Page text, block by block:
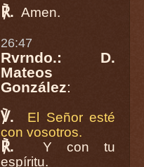
℟. Amen.
26:47
Rvrndo.: D.
Mateos
González:
℣.
El Señor esté
con vosotros.
℟.
Y con tu
espíritu.